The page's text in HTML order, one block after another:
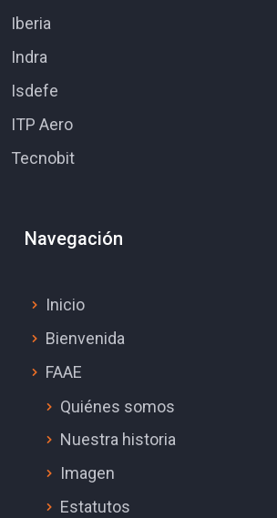
Iberia
Indra
Isdefe
ITP Aero
Tecnobit
Navegación
Inicio
Bienvenida
FAAE
Quiénes somos
Nuestra historia
Imagen
Estatutos